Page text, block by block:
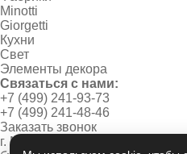
Minotti
Giorgetti
Кухни
Свет
Элементы декора
Связаться с нами:
+7 (499) 241-93-73
+7 (499) 241-48-46
Заказать звонок
г. Москва, Новинский